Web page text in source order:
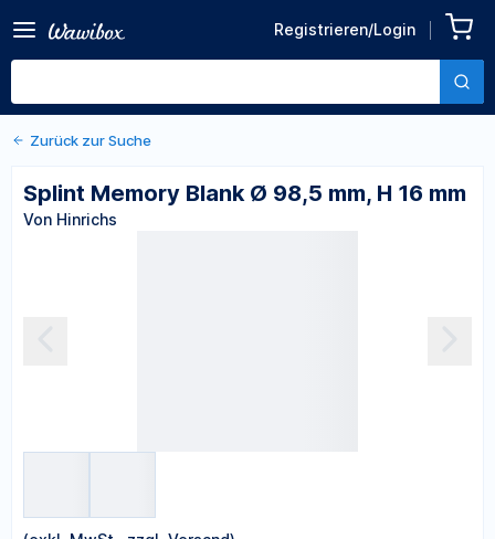
Registrieren/Login
mm, H 16 mm
Von Hinrichs
Zurück zu den Produktdetails
Zurück zur Suche
Splint Memory Blank Ø 98,5 mm, H 16 mm
Von Hinrichs